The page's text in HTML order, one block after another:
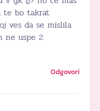
te bo takrat
ves da se mislila
ne uspe 2.
Odgovori